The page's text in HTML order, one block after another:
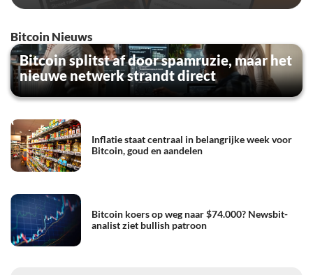
Bitcoin Nieuws
Bitcoin splitst af door spamruzie, maar het
nieuwe netwerk strandt direct
Inflatie staat centraal in belangrijke week voor
Bitcoin, goud en aandelen
Bitcoin koers op weg naar $74.000? Newsbit-
analist ziet bullish patroon